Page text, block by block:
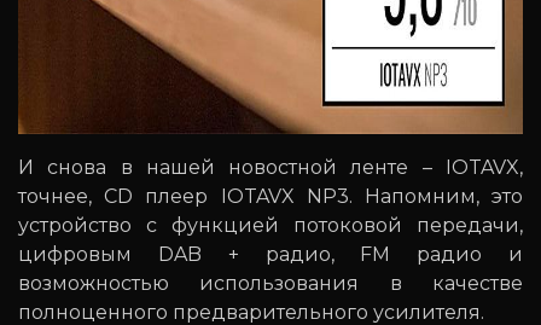
И снова в нашей новостной ленте – IOTAVX,
точнее, CD плеер IOTAVX NP3. Напомним, это
устройство с функцией потоковой передачи,
цифровым DAB + радио, FM радио и
возможностью использования в качестве
полноценного предварительного усилителя.